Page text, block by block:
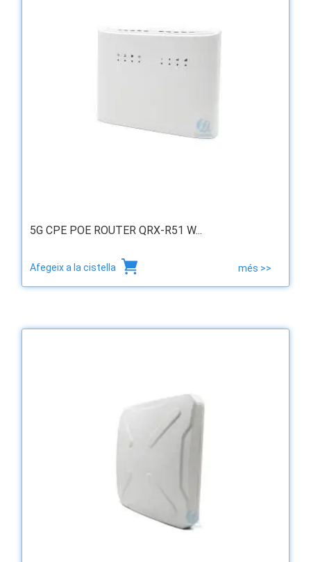
5G CPE POE ROUTER QRX-R51 W...
Afegeix a la cistella més >>